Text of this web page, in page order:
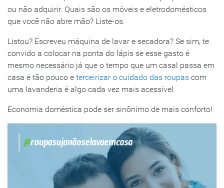
ou não adquirir. Quais são os móveis e eletrodomésticos
que você não abre mão? Liste-os.
Listou? Escreveu máquina de lavar e secadora? Se sim, te
convido a colocar na ponta do lápis se esse gasto é
mesmo necessário já que o tempo que um casal passa em
casa é tão pouco e terceirizar o cuidado das roupas com
uma lavanderia é algo cada vez mais acessível.
Economia doméstica pode ser sinônimo de mais conforto!